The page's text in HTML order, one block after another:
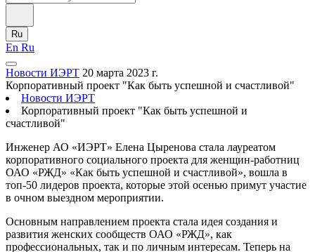
Ru
En Ru
Новости ИЭРТ 20 марта 2023 г.
Корпоративный проект "Как быть успешной и счастливой"
Новости ИЭРТ
Корпоративный проект "Как быть успешной и
счастливой"
Инженер АО «ИЭРТ» Елена Цыренова стала лауреатом
корпоративного социального проекта для женщин-работниц
ОАО «РЖД» «Как быть успешной и счастливой», вошла в
топ-50 лидеров проекта, которые этой осенью примут участие
в очном выездном мероприятии.
Основным направлением проекта стала идея создания и
развития женских сообществ ОАО «РЖД», как
профессиональных, так и по личным интересам. Теперь на